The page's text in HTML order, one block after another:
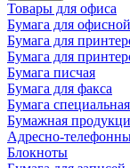
Товары для офиса
Бумага для
Бумага для
Бумага для
Бумага писчая
Бумага для факса
Бумага специальная
Бумажная
Адресно-
Блокноты